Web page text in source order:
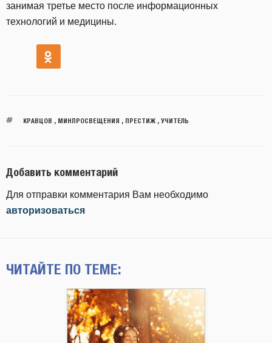
занимая третье место после информационных
технологий и медицины.
КРАВЦОВ , МИНПРОСВЕЩЕНИЯ , ПРЕСТИЖ, УЧИТЕЛЬ
Добавить комментарий
Для отправки комментария Вам необходимо
авторизоваться
ЧИТАЙТЕ ПО ТЕМЕ: